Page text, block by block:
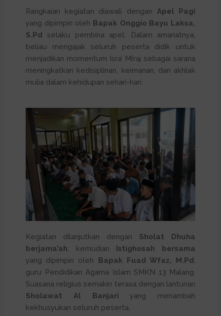
Rangkaian kegiatan diawali dengan Apel Pagi
yang dipimpin oleh Bapak Onggio Bayu Laksa,
S.Pd
selaku pembina apel. Dalam amanatnya,
beliau mengajak seluruh peserta didik untuk
menjadikan momentum Isra’ Mi’raj sebagai sarana
meningkatkan kedisiplinan, keimanan, dan akhlak
mulia dalam kehidupan sehari-hari.
Kegiatan dilanjutkan dengan Sholat Dhuha
berjama’ah, kemudian Istighosah bersama
yang dipimpin oleh Bapak Fuad Wfaz, M.Pd,
guru Pendidikan Agama Islam SMKN 13 Malang.
Suasana religius semakin terasa dengan lantunan
Sholawat Al Banjari yang menambah
kekhusyukan seluruh peserta.